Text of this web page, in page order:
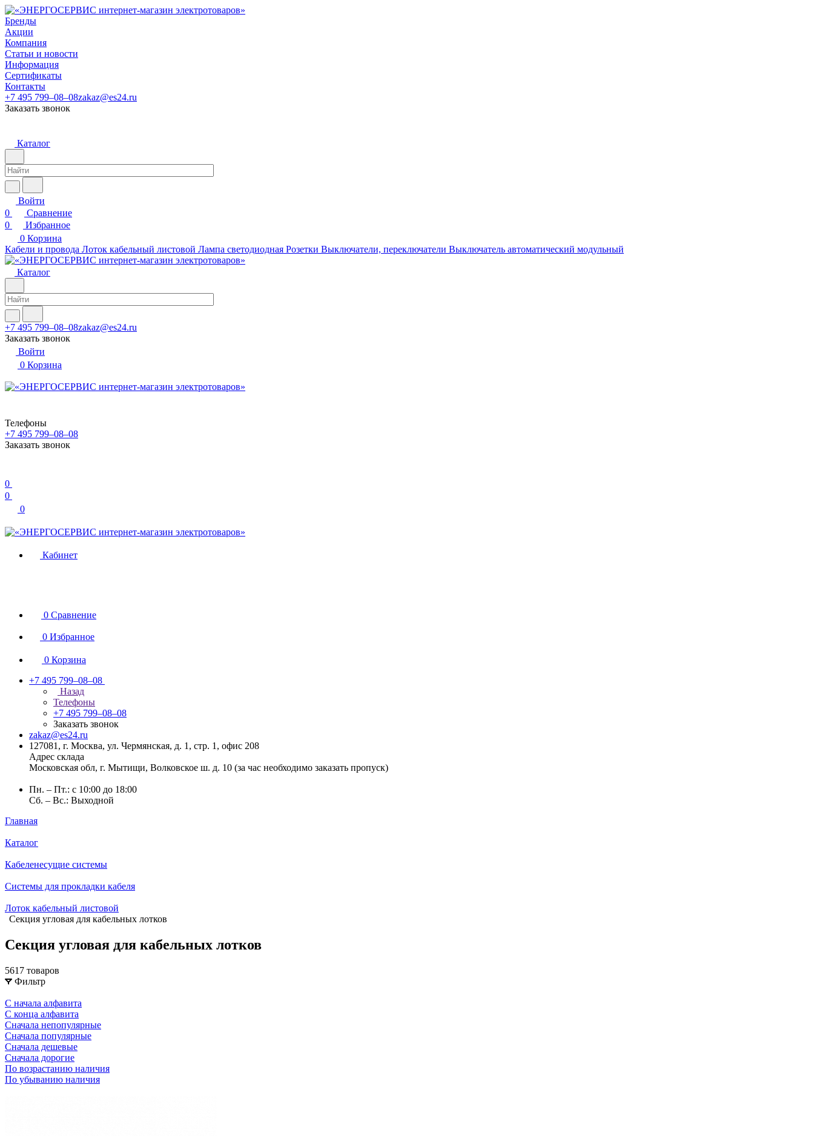
Бренды
Акции
Компания
Статьи и новости
Информация
Сертификаты
Контакты
+7 495 799–08–08zakaz@es24.ru
Заказать звонок
Каталог
Войти
0
Сравнение
0
Избранное
0 Корзина
Кабели и провода Лоток кабельный листовой Лампа светодиодная Розетки Выключатели, переключатели Выключатель автоматический модульный
Каталог
+7 495 799–08–08zakaz@es24.ru
Заказать звонок
Войти
0 Корзина
Телефоны
+7 495 799–08–08
Заказать звонок
0
0
0
Кабинет
0 Сравнение
0 Избранное
0 Корзина
+7 495 799–08–08
Назад
Телефоны
+7 495 799–08–08
Заказать звонок
zakaz@es24.ru
127081, г. Москва, ул. Чермянская, д. 1, стр. 1, офис 208
Адрес склада
Московская обл, г. Мытищи, Волковское ш. д. 10 (за час необходимо заказать пропуск)
Пн. – Пт.: с 10:00 до 18:00
Сб. – Вс.: Выходной
Главная
Каталог
Кабеленесущие системы
Системы для прокладки кабеля
Лоток кабельный листовой
Секция угловая для кабельных лотков
Секция угловая для кабельных лотков
5617 товаров
Фильтр
С начала алфавита
С конца алфавита
Сначала непопулярные
Сначала популярные
Сначала дешевые
Сначала дорогие
По возрастанию наличия
По убыванию наличия